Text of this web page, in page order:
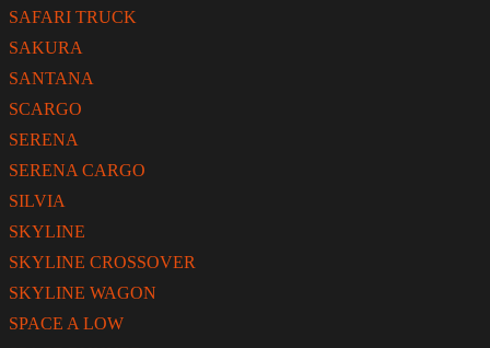
SAFARI TRUCK
SAKURA
SANTANA
SCARGO
SERENA
SERENA CARGO
SILVIA
SKYLINE
SKYLINE CROSSOVER
SKYLINE WAGON
SPACE A LOW